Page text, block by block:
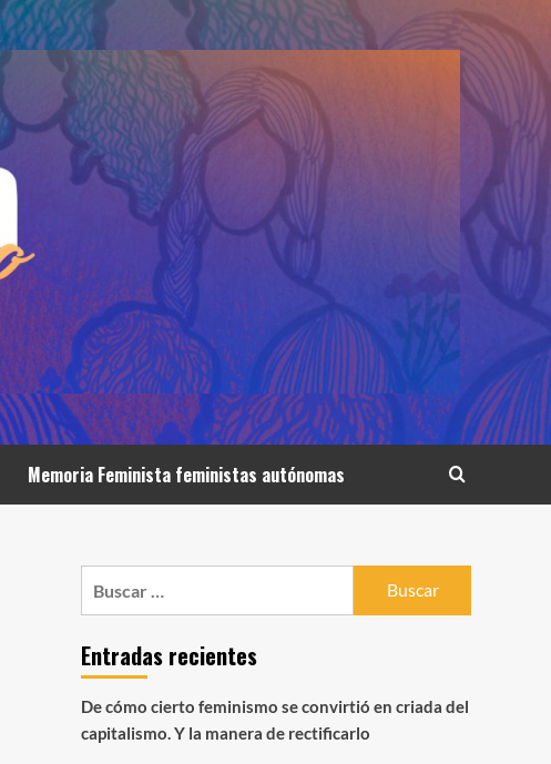
Memoria Feminista feministas autónomas
Entradas recientes
De cómo cierto feminismo se convirtió en criada del
capitalismo. Y la manera de rectificarlo